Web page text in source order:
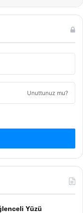
Unuttunuz mu?
Yüzü